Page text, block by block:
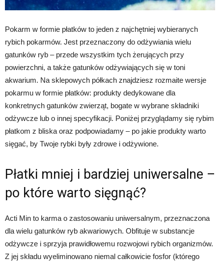
Pokarm w formie płatków to jeden z najchętniej wybieranych
rybich pokarmów. Jest przeznaczony do odżywiania wielu
gatunków ryb – przede wszystkim tych żerujących przy
powierzchni, a także gatunków odżywiających się w toni
akwarium. Na sklepowych półkach znajdziesz rozmaite wersje
pokarmu w formie płatków: produkty dedykowane dla
konkretnych gatunków zwierząt, bogate w wybrane składniki
odżywcze lub o innej specyfikacji. Poniżej przyglądamy się rybim
płatkom z bliska oraz podpowiadamy – po jakie produkty warto
sięgać, by Twoje rybki były zdrowe i odżywione.
Płatki mniej i bardziej uniwersalne –
po które warto sięgnąć?
Acti Min to karma o zastosowaniu uniwersalnym, przeznaczona
dla wielu gatunków ryb akwariowych. Obfituje w substancje
odżywcze i sprzyja prawidłowemu rozwojowi rybich organizmów.
Z jej składu wyeliminowano niemal całkowicie fosfor (którego